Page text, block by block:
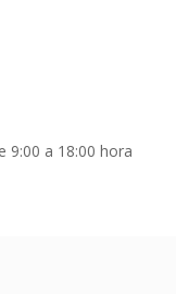
9:00 a 18:00 hora